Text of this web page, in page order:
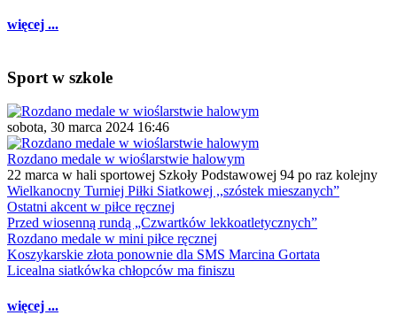
więcej ...
Sport w szkole
sobota, 30 marca 2024 16:46
Rozdano medale w wioślarstwie halowym
22 marca w hali sportowej Szkoły Podstawowej 94 po raz kolejny
Wielkanocny Turniej Piłki Siatkowej ,,szóstek mieszanych”
Ostatni akcent w piłce ręcznej
Przed wiosenną rundą „Czwartków lekkoatletycznych”
Rozdano medale w mini piłce ręcznej
Koszykarskie złota ponownie dla SMS Marcina Gortata
Licealna siatkówka chłopców ma finiszu
więcej ...